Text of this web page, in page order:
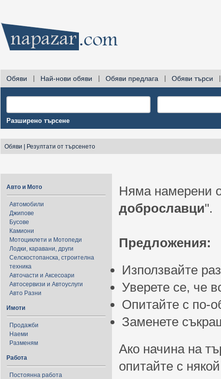
Обяви Най-нови обяви Обяви предлага Обяви търси
Разширено търсене
Обяви Резултати от търсенето
Авто и Мото
Автомобили
Джипове
Бусове
Камиони
Мотоциклети и Мотопеди
Лодки, каравани, други
Селскостопанска, строителна
техника
Авточасти и Аксесоари
Автосервизи и Автоуслуги
Авто Разни
Имоти
Продажби
Наеми
Разменям
Работа
Постоянна работа
Няма намерени
доброславци".
Предложения:
Използвайте
Уверете се, че
Опитайте с по-
Заменете
Ако начина на
опитайте с